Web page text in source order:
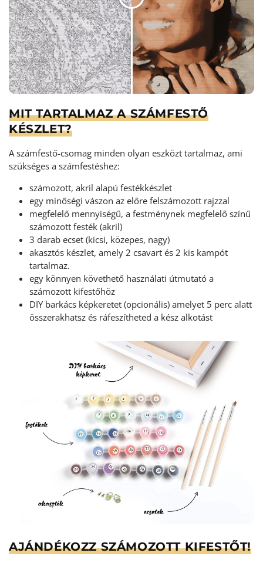
MIT TARTALMAZ A SZÁMFESTŐ
KÉSZLET?
A számfestő-csomag minden olyan eszközt tartalmaz, ami
szükséges a számfestéshez:
számozott, akril alapú festékkészlet
egy minőségi vászon az előre felszámozott rajzzal
megfelelő mennyiségű, a festménynek megfelelő színű
számozott festék (akril)
3 darab ecset (kicsi, közepes, nagy)
akasztós készlet, amely 2 csavart és 2 kis kampót
tartalmaz.
egy könnyen követhető használati útmutató a
számozott kifestőhöz
DIY barkács képkeretet (opcionális) amelyet 5 perc alatt
összerakhatsz és ráfeszítheted a kész alkotást
AJÁNDÉKOZZ SZÁMOZOTT KIFESTŐT!